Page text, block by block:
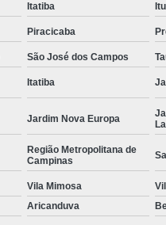
Itatiba Itu
Piracicaba
São José dos Campos
Itatiba
Jardim Nova Europa
Região Metropolitana de
Campinas
Vila Mimosa
Aricanduva